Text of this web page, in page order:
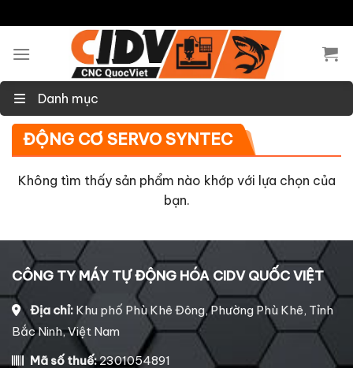
to
content
Danh mục
ĐỘNG CƠ SERVO SYNTEC
Không tìm thấy sản phẩm nào khớp với lựa chọn của
bạn.
CÔNG TY MÁY TỰ ĐỘNG HÓA CIDV QUỐC VIỆT
Địa chỉ: Khu phố Phù Khê Đông, Phường Phù Khê, Tỉnh
Bắc Ninh, Việt Nam
Mã số thuế:2301054891